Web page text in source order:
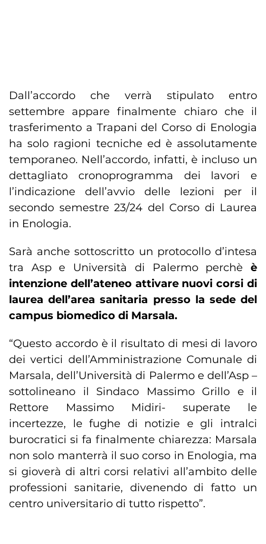
Dall’accordo che verrà stipulato entro
settembre appare finalmente chiaro che il
trasferimento a Trapani del Corso di Enologia
ha solo ragioni tecniche ed è assolutamente
temporaneo. Nell’accordo, infatti, è incluso un
dettagliato cronoprogramma dei lavori e
l’indicazione dell’avvio delle lezioni per il
secondo semestre 23/24 del Corso di Laurea
in Enologia.
Sarà anche sottoscritto un protocollo d’intesa
tra Asp e Università di Palermo perchè è
intenzione dell’ateneo attivare nuovi corsi di
laurea dell’area sanitaria presso la sede del
campus biomedico di Marsala.
“Questo accordo è il risultato di mesi di lavoro
dei vertici dell’Amministrazione Comunale di
Marsala, dell’Università di Palermo e dell’Asp –
sottolineano il Sindaco Massimo Grillo e il
Rettore Massimo Midiri- superate le
incertezze, le fughe di notizie e gli intralci
burocratici si fa finalmente chiarezza: Marsala
non solo manterrà il suo corso in Enologia, ma
si gioverà di altri corsi relativi all’ambito delle
professioni sanitarie, divenendo di fatto un
centro universitario di tutto rispetto”.